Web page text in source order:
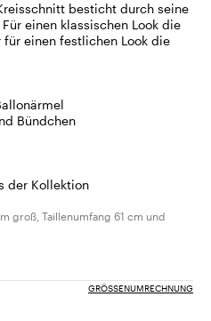
besticht durch seine
einen klassischen Look die
einen festlichen Look die
Bündchen
der Kollektion
groß, Taillenumfang 61 cm und
GRÖSSENUMRECHNUNG